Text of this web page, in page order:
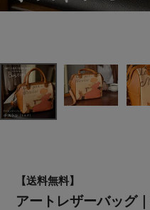
【送料無料】
アートレザーバッグ